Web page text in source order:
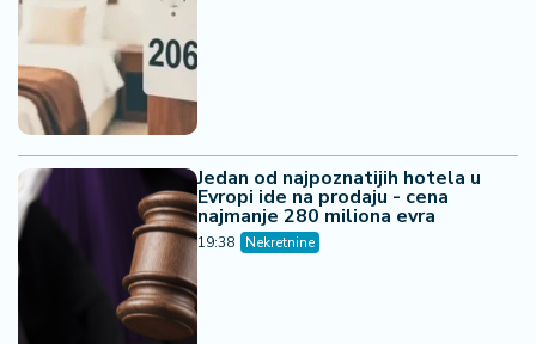
Jedan od najpoznatijih hotela u
Evropi ide na prodaju - cena
najmanje 280 miliona evra
19:38 Nekretnine